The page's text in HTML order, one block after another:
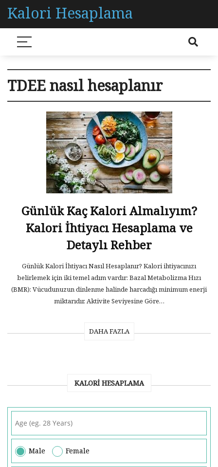
Kalori Hesaplama
TDEE nasıl hesaplanır
Günlük Kaç Kalori Almalıyım?
Kalori İhtiyacı Hesaplama ve
Detaylı Rehber
Günlük Kalori İhtiyacı Nasıl Hesaplanır? Kalori ihtiyacınızı
belirlemek için iki temel adım vardır: Bazal Metabolizma Hızı
(BMR): Vücudunuzun dinlenme halinde harcadığı minimum enerji
miktarıdır. Aktivite Seviyesine Göre…
DAHA FAZLA
KALORI HESAPLAMA
Male Female